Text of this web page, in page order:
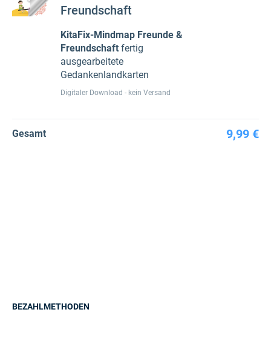
Freundschaft
KitaFix-Mindmap Freunde &
Freundschaft fertig
ausgearbeitete
Gedankenlandkarten
Digitaler Download - kein Versand
Gesamt 9,99 €
BEZAHLMETHODEN